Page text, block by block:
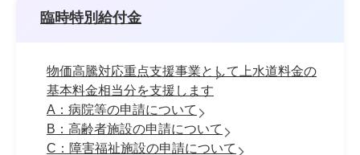
臨時特別給付金
物価高騰対応重点支援事業として上水道料金の
基本料金相当分を支援します
A：病院等の申請について
B：高齢者施設の申請について
C：障害福祉施設の申請について